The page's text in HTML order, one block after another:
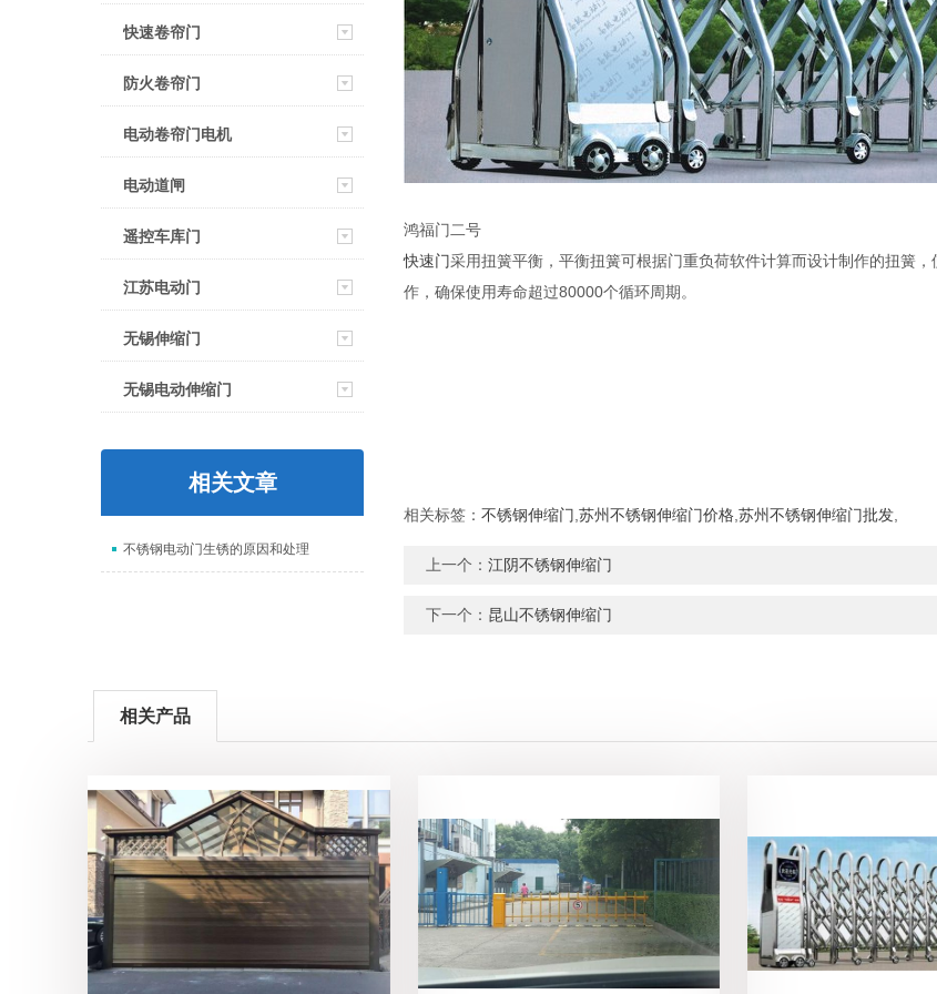
快速卷帘门
防火卷帘门
电动卷帘门电机
电动道闸
遥控车库门
江苏电动门
无锡伸缩门
无锡电动伸缩门
相关文章
不锈钢电动门生锈的原因和处理
鸿福门二号
快速门采用扭簧平衡，平衡扭簧可根据门重负荷软件计算而设计制作的扭簧
作，确保使用寿命超过80000个循环周期。
相关标签： 不锈钢伸缩门,苏州不锈钢伸缩门价格,苏州不锈钢伸缩门批发,
上一个： 江阴不锈钢伸缩门
下一个： 昆山不锈钢伸缩门
相关产品